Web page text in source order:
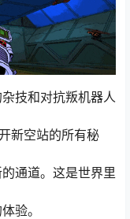
技和对抗叛机器人
新空站的所有秘
通道。这是世界里
验。